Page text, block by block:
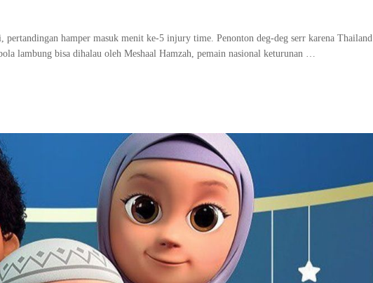
hamper masuk menit ke-5 injury time. Penonton deg-deg serr karena Thailand
lambung bisa dihalau oleh Meshaal Hamzah, pemain nasional keturunan …